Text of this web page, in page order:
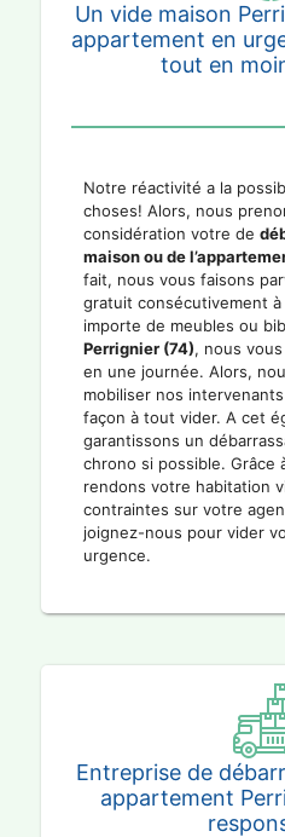
Un vide maison
appartement en
tout en
Notre réactivité a la
choses! Alors, nous
considération votre de
maison ou de
fait, nous vous faisons
gratuit consécutivement
importe de meubles ou
Perrignier (74), nous
en une journée. Alors,
mobiliser nos
façon à tout vider. A cet
garantissons un
chrono si possible. Grâce
rendons votre habitation
contraintes sur votre
joignez-nous pour vider
urgence.
Entreprise de
appartement